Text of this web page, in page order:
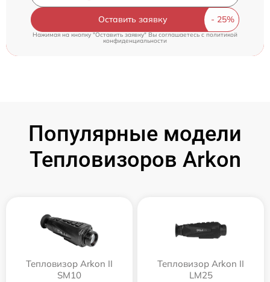
Оставить заявку
Нажимая на кнопку "Оставить заявку" Вы соглашаетесь c политикой
конфиденциальности
Популярные модели
Тепловизоров Arkon
Тепловизор Arkon II
SM10
Тепловизор Arkon II
LM25